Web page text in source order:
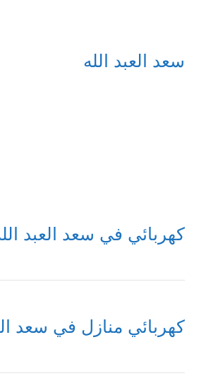
سعد العبد الله
كهربائي في سعد العبد
كهربائي منازل في سعد